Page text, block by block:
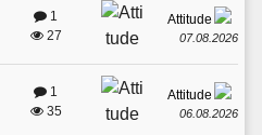
1
27
Attitude
07.08.2026
1
35
Attitude
06.08.2026